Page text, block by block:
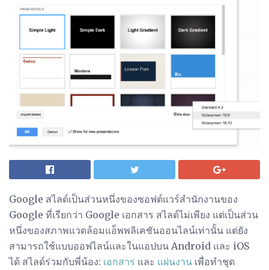
Google สไลด์เป็นส่วนหนึ่งของซอฟต์แวร์สำนักงานของ
Google ที่เรียกว่า Google เอกสาร สไลด์ไม่เพียง แต่เป็นส่วน
หนึ่งของสภาพแวดล้อมแอ็พพลิเคชันออนไลน์เท่านั้น แต่ยัง
สามารถใช้แบบออฟไลน์และในแอปบน Android และ iOS
ได้ สไลด์ร่วมกับพี่น้อง: เอกสาร และ แผ่นงาน เพื่อทำชุด